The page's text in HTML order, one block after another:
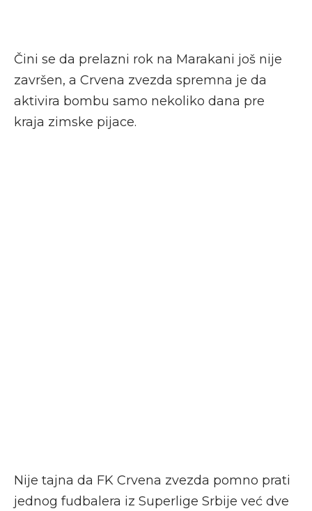
Čini se da prelazni rok na Marakani još nije
završen, a Crvena zvezda spremna je da
aktivira bombu samo nekoliko dana pre
kraja zimske pijace.
Nije tajna da FK Crvena zvezda pomno prati
jednog fudbalera iz Superlige Srbije već dve